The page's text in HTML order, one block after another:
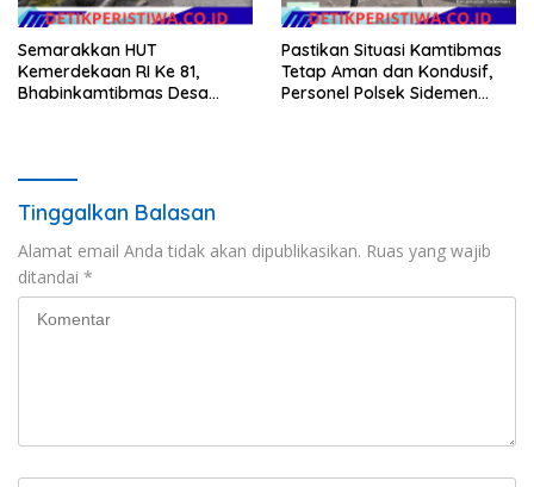
Semarakkan HUT
Kemerdekaan RI Ke 81,
Bhabinkamtibmas Desa
Pastikan Situasi Kamtibmas
Tetap Aman dan Kondusif,
Personel Polsek Sidemen
Tinggalkan Balasan
Alamat email Anda tidak akan dipublikasikan. Ruas yang wajib
ditandai *